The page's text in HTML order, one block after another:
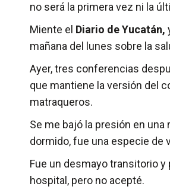
no será la primera vez ni la
Miente el Diario de Yucatán,
mañana del lunes sobre la
Ayer, tres conferencias
que mantiene la versión del
matraqueros.
­Se me bajó la presión en una
dormido, fue una especie de
Fue un desmayo transitorio y
hospital, pero no acepté.